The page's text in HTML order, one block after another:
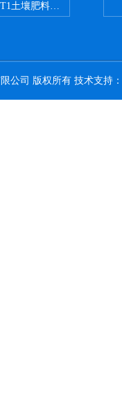
土壤肥料养分检测仪
公司 版权所有 技术支持：